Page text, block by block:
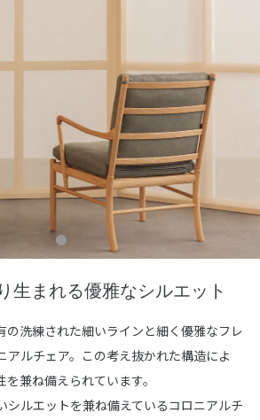
生まれる優雅なシルエット
の洗練された細いラインと細く優雅なフレ
アルチェア。この考え抜かれた構造によ
兼ね備えられています。
シルエットを兼ね備えているコロニアルチ